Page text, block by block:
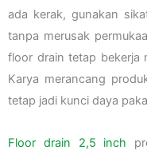
ada kerak, gunakan
tanpa merusak
floor drain tetap bekerja
Karya merancang
tetap jadi kunci daya
Floor drain 2,5 inch